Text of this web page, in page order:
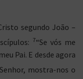
segundo João –
7“Se vós me
Pai. E desde agora
mostra-nos o